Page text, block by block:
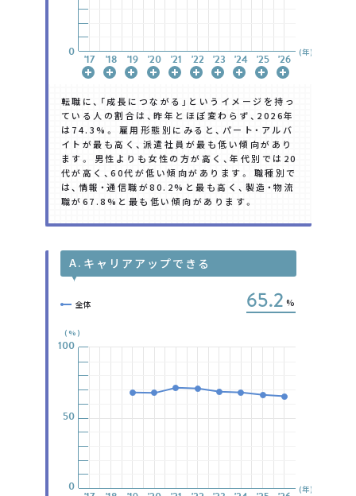
(年)
'17 '18 '19 '20 '21 '22 '23 '24 '25 '26
0 '17 '18 '19 '20 '21 '22 '23 '24 '25 '26
0
'17 '18 '19 '20 '21 '22 '23 '24 '25 '26
0
'17 '18 '19 '20 '21 '22 '23 '24 '25 '26
0
'17 '18 '19 '20 '21 '22 '23 '24 '25 '26
0
'17 '18 '19 '20 '21 '22 '23 '24 '25 '26
0
'17 '18 '19 '20 '21 '22 '23 '24 '25 '26
0
転職に、「成長につながる」というイメージを持っ
ている人の割合は、昨年とほぼ変わらず、2026年
は74.3%。 雇用形態別にみると、パート・アルバ
イトが最も高く、派遣社員が最も低い傾向があり
ます。 男性よりも女性の方が高く、年代別では20
代が高く、60代が低い傾向があります。 職種別で
は、情報・通信職が80.2%と最も高く、製造・物流
職が67.8%と最も低い傾向があります。
A. キャリアアップできる
65.2 %
全体
(年)
(%)
0
50
100
0
50
100
0
50
100
0
50
100
0
50
100
0
50
100
0
50
100